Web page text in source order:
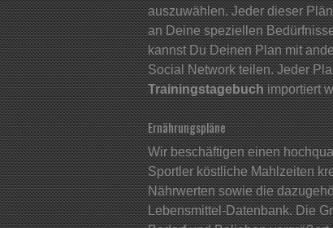
auszuwählen. Jeder dieser
an Deine speziellen
kannst Du Deinen Plan mit
Social Network teilen. Jeder
Trainingstagebuchimportiert
Ernährungspläne
Wir beschäftigen einen
Sportler köstliche Mahlzeiten
Nährwerten sowie die
Lebensmittel-Datenbank. Die